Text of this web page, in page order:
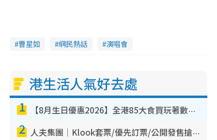
曹星如 網民熱話 演唱會
港生活人氣好去處
1 【8月生日優惠2026】全港85大食買玩著數攻略 自助餐/火鍋放題同行免費＋誠品/DONKI送現金券
2 人夫集團｜Klook套票/優先訂票/公開發售搶飛攻略！附票價.購票連結.場地座位表